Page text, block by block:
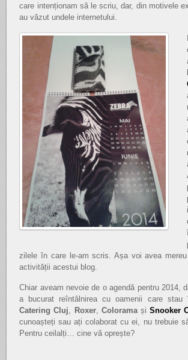
care intenționam să le scriu, dar, din motivele
au văzut undele internetului.
zilele în care le-am scris. Așa voi avea
activității acestui blog.
Chiar aveam nevoie de o agendă pentru 2014,
a bucurat reîntâlnirea cu oamenii care stau
Catering Cluj, Roxer, Coloramași Snooker
cunoașteți sau ați colaborat cu ei, nu trebuie
Pentru ceilalți… cine vă oprește?